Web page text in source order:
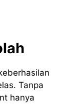
Tanpa
hanya